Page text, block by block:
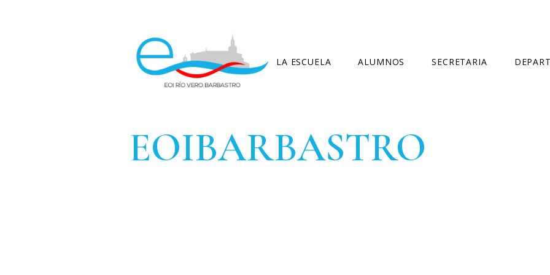
LA ESCUELA
CURSOS IMPARTIDOS
CONSEJO ESCOLAR
ALUMNOS
LIBROS
EXÁMENES
SECRETARIA
EOIBARBASTRO